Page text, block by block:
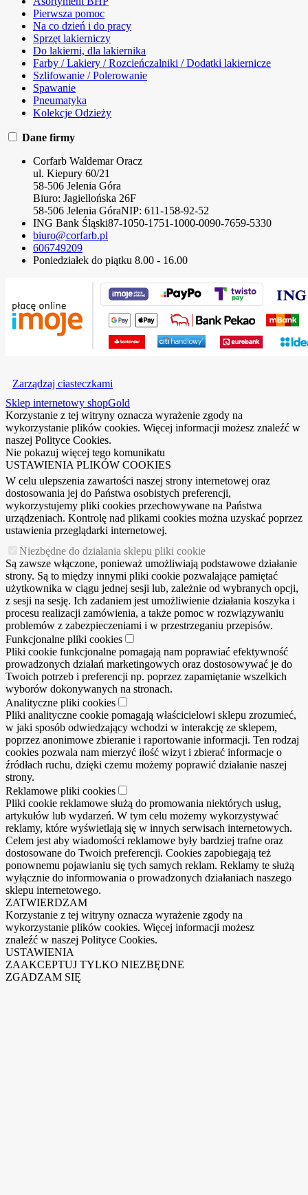
Pierwsza pomoc
Na co dzień i do pracy
Sprzęt lakierniczy
Do lakierni, dla lakiernika
Farby / Lakiery / Rozcieńczalniki / Dodatki lakiernicze
Szlifowanie / Polerowanie
Spawanie
Pneumatyka
Kolekcje Odzieży
Dane firmy
Corfarb Waldemar Oracz
ul. Kiepury 60/21
58-506 Jelenia Góra
Biuro: Jagiellońska 26F
58-506 Jelenia GóraNIP: 611-158-92-52
ING Bank Śląski87-1050-1751-1000-0090-7659-5330
biuro@corfarb.pl
606749209
Poniedziałek do piątku 8.00 - 16.00
Zarządzaj ciasteczkami
Sklep internetowy shopGold
Korzystanie z tej witryny oznacza wyrażenie zgody na
wykorzystanie plików cookies. Więcej informacji możesz znaleźć w
naszej Polityce Cookies.
Nie pokazuj więcej tego komunikatu
USTAWIENIA PLIKÓW COOKIES
W celu ulepszenia zawartości naszej strony internetowej oraz
dostosowania jej do Państwa osobistych preferencji,
wykorzystujemy pliki cookies przechowywane na Państwa
urządzeniach. Kontrolę nad plikami cookies można uzyskać poprzez
ustawienia przeglądarki internetowej.
Niezbędne do działania sklepu pliki cookie
Są zawsze włączone, ponieważ umożliwiają podstawowe działanie
strony. Są to między innymi pliki cookie pozwalające pamiętać
użytkownika w ciągu jednej sesji lub, zależnie od wybranych opcji,
z sesji na sesję. Ich zadaniem jest umożliwienie działania koszyka i
procesu realizacji zamówienia, a także pomoc w rozwiązywaniu
problemów z zabezpieczeniami i w przestrzeganiu przepisów.
Funkcjonalne pliki cookies
Pliki cookie funkcjonalne pomagają nam poprawiać efektywność
prowadzonych działań marketingowych oraz dostosowywać je do
Twoich potrzeb i preferencji np. poprzez zapamiętanie wszelkich
wyborów dokonywanych na stronach.
Analityczne pliki cookies
Pliki analityczne cookie pomagają właścicielowi sklepu zrozumieć,
w jaki sposób odwiedzający wchodzi w interakcję ze sklepem,
poprzez anonimowe zbieranie i raportowanie informacji. Ten rodzaj
cookies pozwala nam mierzyć ilość wizyt i zbierać informacje o
źródłach ruchu, dzięki czemu możemy poprawić działanie naszej
strony.
Reklamowe pliki cookies
Pliki cookie reklamowe służą do promowania niektórych usług,
artykułów lub wydarzeń. W tym celu możemy wykorzystywać
reklamy, które wyświetlają się w innych serwisach internetowych.
Celem jest aby wiadomości reklamowe były bardziej trafne oraz
dostosowane do Twoich preferencji. Cookies zapobiegają też
ponownemu pojawianiu się tych samych reklam. Reklamy te służą
wyłącznie do informowania o prowadzonych działaniach naszego
sklepu internetowego.
ZATWIERDZAM
Korzystanie z tej witryny oznacza wyrażenie zgody na
wykorzystanie plików cookies. Więcej informacji możesz
znaleźć w naszej Polityce Cookies.
USTAWIENIA
ZAAKCEPTUJ TYLKO NIEZBĘDNE
ZGADZAM SIĘ